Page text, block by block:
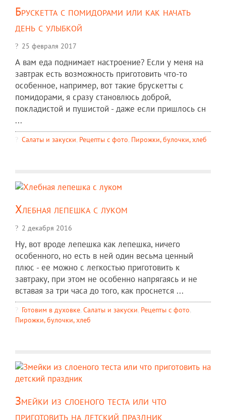
Брускетта с помидорами или как начать
день с улыбкой
25 февраля 2017
А вам еда поднимает настроение? Если у меня на
завтрак есть возможность приготовить что-то
особенное, например, вот такие брускетты с
помидорами, я сразу становлюсь доброй,
покладистой и пушистой - даже если пришлось сн
...
Салаты и закуски, Рецепты c фото, Пирожки, булочки, хлеб
Хлебная лепешка с луком
2 декабря 2016
Ну, вот вроде лепешка как лепешка, ничего
особенного, но есть в ней один весьма ценный
плюс - ее можно с легкостью приготовить к
завтраку, при этом не особенно напрягаясь и не
вставая за три часа до того, как проснется ...
Готовим в духовке, Салаты и закуски, Рецепты c фото,
Пирожки, булочки, хлеб
Змейки из слоеного теста или что
приготовить на детский праздник